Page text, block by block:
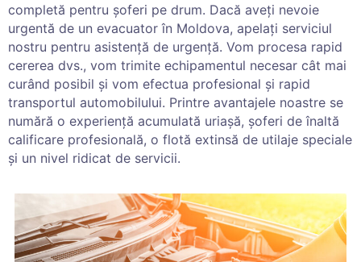
completă pentru șoferi pe drum. Dacă aveți nevoie
urgentă de un evacuator în Moldova, apelați serviciul
nostru pentru asistență de urgență. Vom procesa rapid
cererea dvs., vom trimite echipamentul necesar cât mai
curând posibil și vom efectua profesional și rapid
transportul automobilului. Printre avantajele noastre se
numără o experiență acumulată uriașă, șoferi de înaltă
calificare profesională, o flotă extinsă de utilaje speciale
și un nivel ridicat de servicii.